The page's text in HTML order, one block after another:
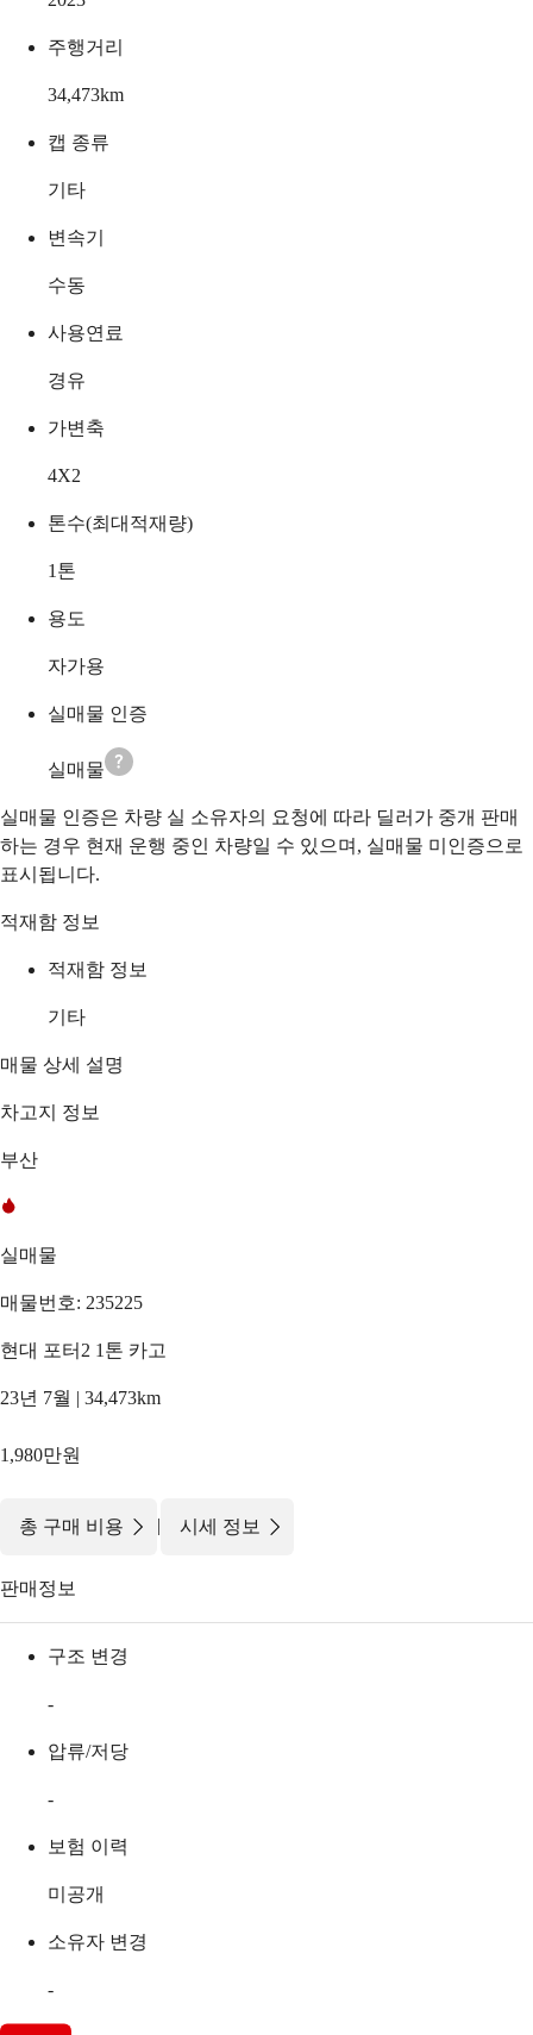
주행거리
34,473km
캡 종류
기타
변속기
수동
사용연료
경유
가변축
4X2
톤수(최대적재량)
1 톤
용도
자가용
실매물 인증
실매물
실매물 인증은 차량 실 소유자의 요청에 따라 딜러가 중개 판매
하는 경우 현재 운행 중인 차량일 수 있으며, 실매물 미인증으로
표시됩니다.
적재함 정보
적재함 정보
기타
매물 상세 설명
차고지 정보
부산
실매물
매물번호: 235225
현대 포터2 1톤 카고
23년 7월 | 34,473km
1,980만원
총 구매 비용 | 시세 정보
판매정보
구조 변경
-
압류/저당
-
보험 이력
미공개
소유자 변경
-